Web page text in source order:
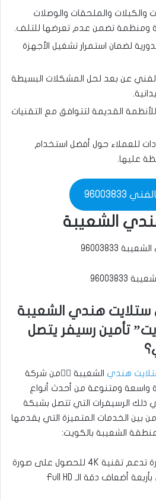
والكبلات والملحقات والوصلات
ومنظمة تضمن عدم تعرضها للتلف.
لضمان استمرار تشغيل الأجهزة
عن بعد لحل المشكلات البسيطة
القديمة لتتوافق مع التقنيات
للعملاء حول أفضل استخدام
عليها.
96003833
الشعيبة
هندي الشعيبة
تأمين رسيفر يتصل
هندي الشعيبة 🧞‍♂️من شركة
واسعة ومتنوعة من أحدث أنواع
ذلك الرسيفرات التي تتصل بشبكة
بين الخدمات المتميزة التي يقدمها
الشعيبة بالكويت:
توفير رسيفرات متطورة تدعم تقنية 4K للحصول على صورة
فائقة الوضوح والنقاء بأربعة أضعاف دقة الـ Full HD